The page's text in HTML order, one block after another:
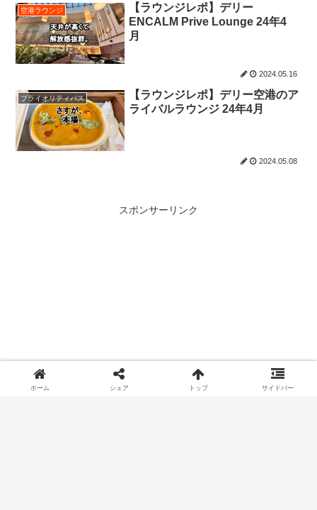
空港ラウンジ
【ラウンジレポ】デリー
ENCALM Prive Lounge 24年4
月
2024.05.16
プライオリティパス
【ラウンジレポ】デリー空港のア
ライバルラウンジ 24年4月
2024.05.08
スポンサーリンク
ホーム シェア トップ サイドバー